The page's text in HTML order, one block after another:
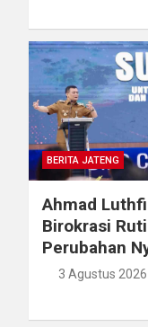
BERITA JATENG
Ahmad
Birokrasi
Perubahan
3 Agustus 2026